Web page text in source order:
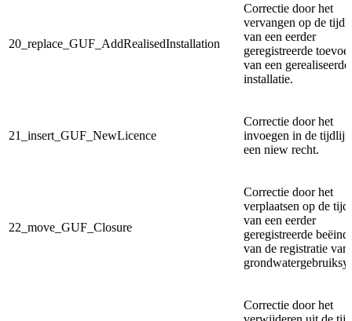
20_replace_GUF_AddRealisedInstallation
Correctie door het
vervangen op de
van een eerder
geregistreerde
van een gerealiseerde
installatie.
21_insert_GUF_NewLicence
Correctie door het
invoegen in de
een niew recht.
22_move_GUF_Closure
Correctie door het
verplaatsen op de
van een eerder
geregistreerde
van de registratie van
Correctie door het